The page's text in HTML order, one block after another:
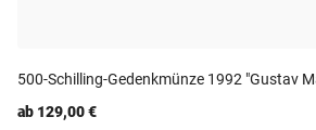
500-Schilling-Gedenkmünze 1992 "Gustav
ab 129,00 €